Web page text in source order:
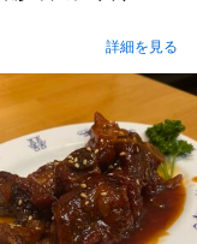
詳細を見る